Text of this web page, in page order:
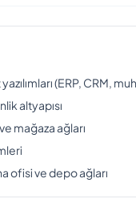
(ERP, CRM,
altyapısı
mağaza ağları
ofisi ve depo ağları